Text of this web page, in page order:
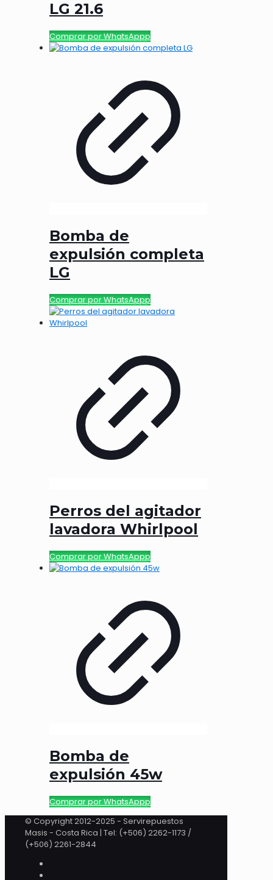
LG 21.6
Comprar por WhatsAppp
Bomba de
expulsión completa
LG
Comprar por WhatsAppp
Perros del agitador
lavadora Whirlpool
Comprar por WhatsAppp
Bomba de
expulsión 45w
Comprar por WhatsAppp
© Copyright 2012-2025 - Servirepuestos
Masis - Costa Rica | Tel: (+506) 2262-1173 /
(+506) 2261-2844